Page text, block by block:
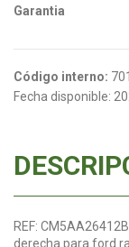
Garantia
Código interno:
Fecha disponible:
REF:
derecha para ford